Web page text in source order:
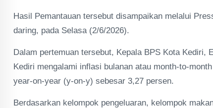
Hasil Pemantauan tersebut disampaikan melalui
daring, pada Selasa (2/6/2026).
Dalam pertemuan tersebut, Kepala BPS Kota Kediri,
Kediri mengalami inflasi bulanan atau month-to-
year-on-year (y-on-y) sebesar 3,27 persen.
Berdasarkan kelompok pengeluaran, kelompok